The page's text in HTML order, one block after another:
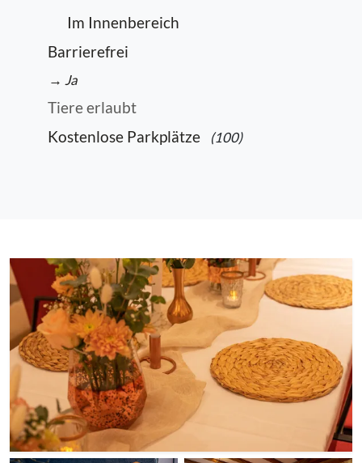
Im Innenbereich
Barrierefrei
→ Ja
Tiere erlaubt
Kostenlose Parkplätze
(100)